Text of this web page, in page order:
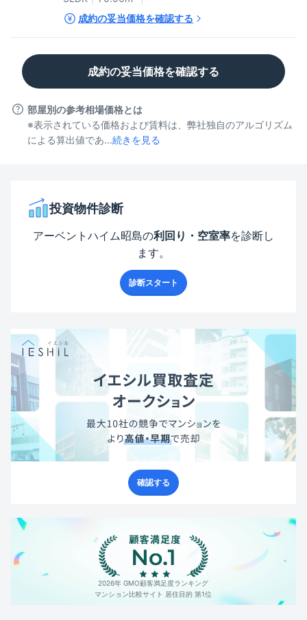
成約の妥当価格を確認する
成約の妥当価格を確認する
部屋別の参考相場価格とは
※表示されている価格および賃料は、弊社独自のアルゴリズム
による算出値であ...続きを見る
投資物件診断
アーベントハイム昭島の利回り・空室率を診断し
ます。
診断スタート
確認する
2026年 GMO顧客満足度ランキング
マンション比較サイト 居住目的 第1位